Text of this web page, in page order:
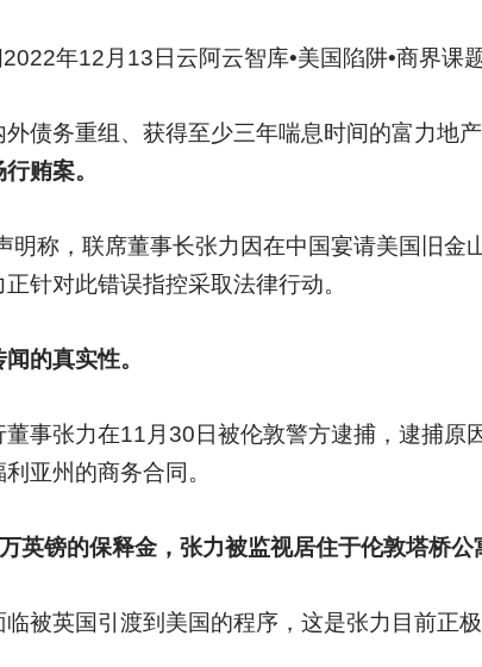
年12月13日云阿云智库•美国陷阱•商界课
外债务重组、获得至少三年喘息时间的富力
贿案。
明称，联席董事长张力因在中国宴请美国旧金
针对此错误指控采取法律行动。
的真实性。
事张力在11月30日被伦敦警方逮捕，逮捕原
亚州的商务合同。
英镑的保释金，张力被监视居住于伦敦塔桥公
被英国引渡到美国的程序，这是张力目前正极